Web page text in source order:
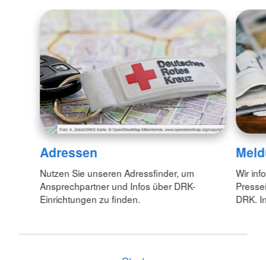
Adressen
Nutzen Sie unseren Adressfinder, um
Ansprechpartner und Infos über DRK-
Einrichtungen zu finden.
Wir
DRK.